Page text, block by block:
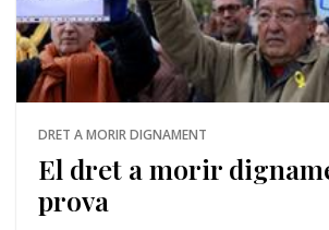
DRET A MORIR DIGNAMENT
El dret a morir
prova